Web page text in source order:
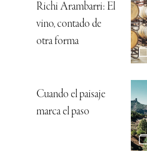
Richi Arambarri: El
vino, contado de
otra forma
Cuando el paisaje
marca el paso